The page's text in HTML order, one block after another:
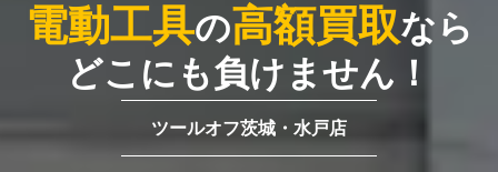
電動工具の高額買取なら
どこにも負けません！
ツールオフ茨城・水戸店